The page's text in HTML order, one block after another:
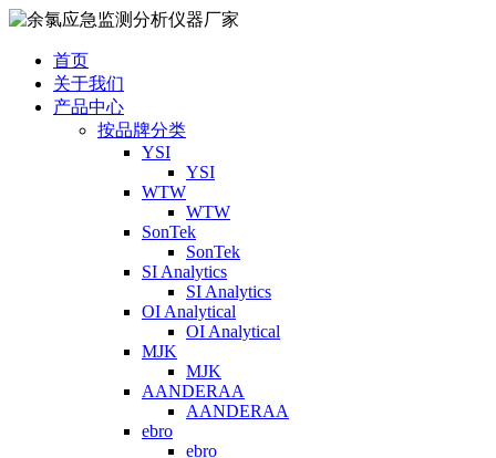
首页
关于我们
产品中心
按品牌分类
YSI
YSI
WTW
WTW
SonTek
SonTek
SI Analytics
SI Analytics
OI Analytical
OI Analytical
MJK
MJK
AANDERAA
AANDERAA
ebro
ebro